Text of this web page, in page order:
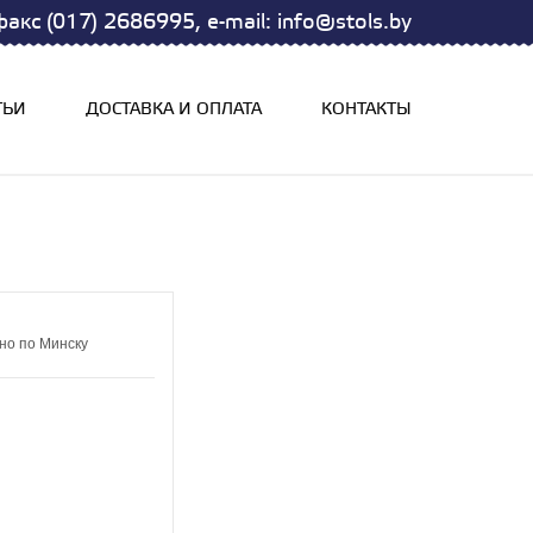
(017) 2686995, e-mail: info@stols.by
ДОСТАВКА И ОПЛАТА КОНТАКТЫ
по Минску